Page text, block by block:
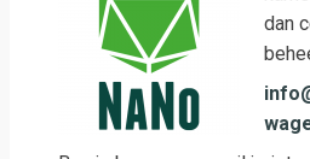
dan